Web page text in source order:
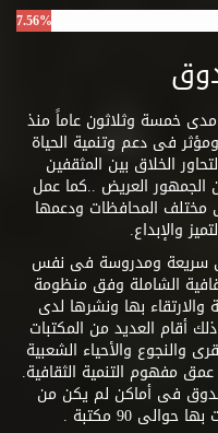
7.56%
خمسة وثلاثون عاماً منذ
فعال ومؤثر فى دعم وتنمية الحياة
الخلاق بين المثقفين
الجمهور العريض ..كما عمل
المحافظات ودعمها
والإبداع.
سريعة ومدروسة فى نفس
الشاملة وفق منظومة
بها ونشرها لدى
العديد من المكتبات
والنجوع والأحياء الشعبية
مفهوم التنمية الثقافية.
فى أماكن لم يكن من
90 مكتبة .